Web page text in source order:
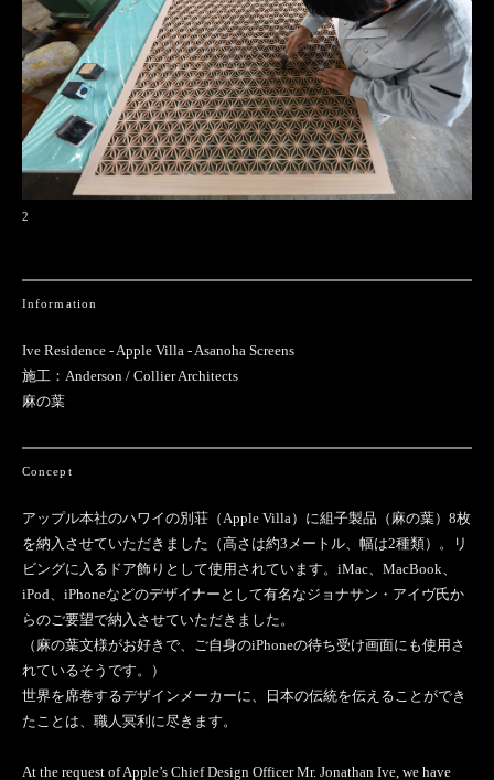
2
Information
Ive Residence - Apple Villa - Asanoha Screens
施工：Anderson / Collier Architects
麻の葉
Concept
アップル本社のハワイの別荘（Apple Villa）に組子製品（麻の葉）8枚
を納入させていただきました（高さは約3メートル、幅は2種類）。リ
ビングに入るドア飾りとして使用されています。iMac、MacBook、
iPod、iPhoneなどのデザイナーとして有名なジョナサン・アイヴ氏か
らのご要望で納入させていただきました。
（麻の葉文様がお好きで、ご自身のiPhoneの待ち受け画面にも使用さ
れているそうです。）
世界を席巻するデザインメーカーに、日本の伝統を伝えることができ
たことは、職人冥利に尽きます。
At the request of Apple’s Chief Design Officer Mr. Jonathan Ive, we have